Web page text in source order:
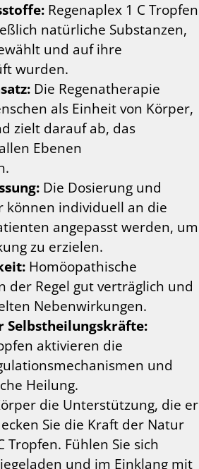
Regenaplex 1 C Tropfen
natürliche Substanzen,
und auf ihre
wurden.
Die Regenatherapie
als Einheit von Körper,
zielt darauf ab, das
Ebenen
Die Dosierung und
können individuell an die
angepasst werden, um
zu erzielen.
Homöopathische
der Regel gut verträglich und
Nebenwirkungen.
Selbstheilungskräfte:
aktivieren die
und
Heilung.
die Unterstützung, die er
Sie die Kraft der Natur
Tropfen. Fühlen Sie sich
und im Einklang mit